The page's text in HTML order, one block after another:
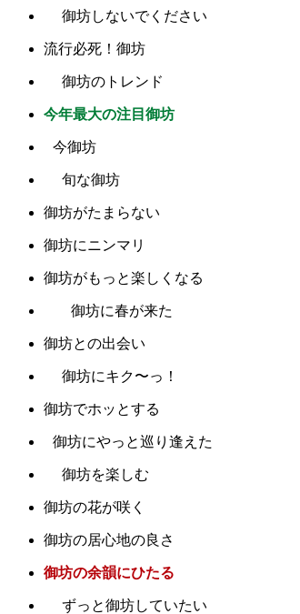
御坊しないでください
流行必死！御坊
御坊のトレンド
今年最大の注目御坊
今御坊
旬な御坊
御坊がたまらない
御坊にニンマリ
御坊がもっと楽しくなる
御坊に春が来た
御坊との出会い
御坊にキク〜っ！
御坊でホッとする
御坊にやっと巡り逢えた
御坊を楽しむ
御坊の花が咲く
御坊の居心地の良さ
御坊の余韻にひたる
ずっと御坊していたい